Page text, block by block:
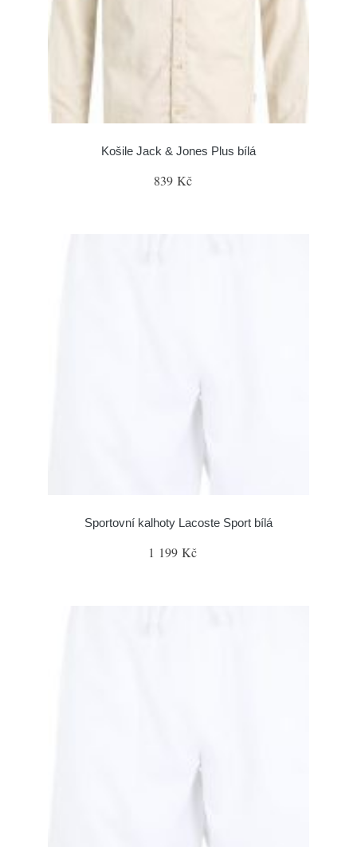
Košile Jack & Jones Plus bílá
839 Kč
Sportovní kalhoty Lacoste Sport bílá
1 199 Kč